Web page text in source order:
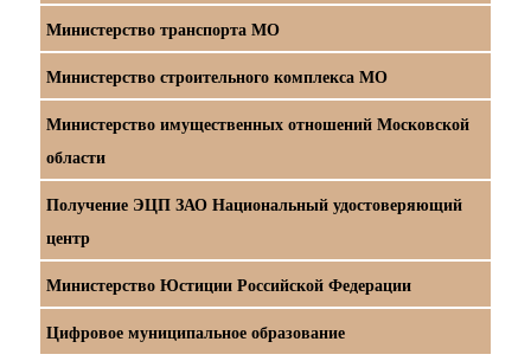
Министерство транспорта МО
Министерство строительного комплекса МО
Министерство имущественных отношений Московской
области
Получение ЭЦП ЗАО Национальный удостоверяющий
центр
Министерство Юстиции Российской Федерации
Цифровое муниципальное образование